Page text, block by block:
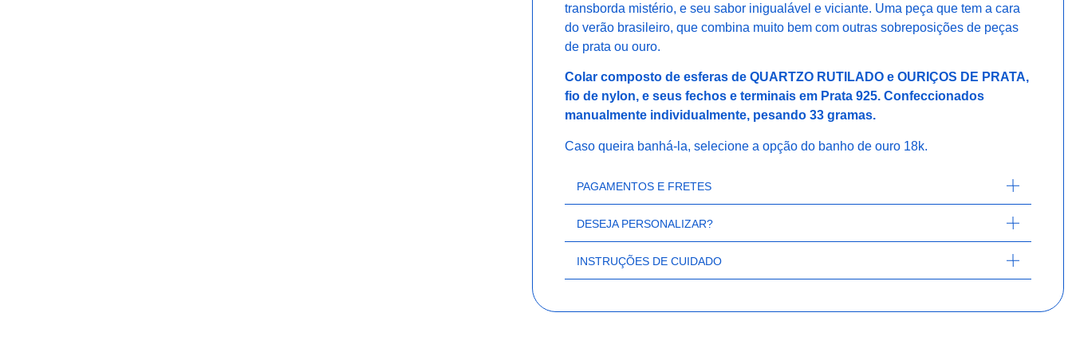
transborda mistério, e seu sabor inigualável e viciante. Uma peça que tem a cara
do verão brasileiro, que combina muito bem com outras sobreposições de peças
de prata ou ouro.
Colar composto de esferas de QUARTZO RUTILADO e OURIÇOS DE PRATA,
fio de nylon, e seus fechos e terminais em Prata 925. Confeccionados
manualmente individualmente, pesando 33 gramas.
Caso queira banhá-la, selecione a opção do banho de ouro 18k.
PAGAMENTOS E FRETES
DESEJA PERSONALIZAR?
INSTRUÇÕES DE CUIDADO